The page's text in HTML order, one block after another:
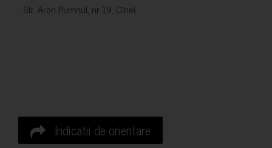
Str. Aron Pumnul, nr 19, Cihei
Indicatii de orientare